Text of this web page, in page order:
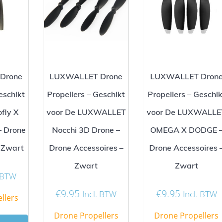
X
Drone
Zwart
LUXWALLET Drone
Propellers – Geschikt
voor De LUXWALLET
Nocchi 3D Drone –
Drone Accessoires –
Zwart
€9.95 Incl. BTW
Drone Propellers
LUXWALLET Drone
Propellers –
voor De
OMEGA X DODGE
Drone Accessoires
Zwart
€9.95 Incl. BTW
Drone Propellers